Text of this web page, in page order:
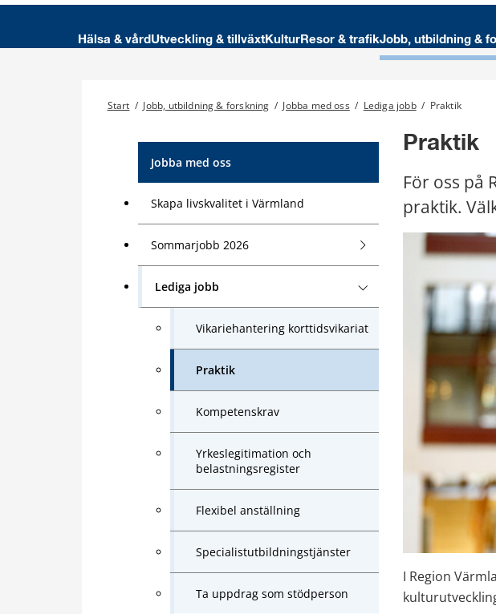
Hälsa & vård Utveckling & tillväxtKulturResor & trafikJobb, utbildning &
Start / Jobb, utbildning & forskning / Jobba med oss / Lediga jobb / Praktik
Jobba med oss
Skapa livskvalitet i Värmland
Sommarjobb 2026
Lediga jobb
Vikariehantering korttidsvikariat
Praktik
Kompetenskrav
Yrkeslegitimation och
belastningsregister
Flexibel anställning
Specialistutbildningstjänster
Ta uppdrag som stödperson
Praktik
För oss på
praktik.
I Region